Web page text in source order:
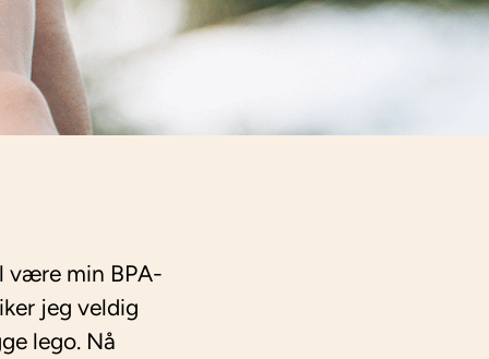
være min BPA-
jeg veldig
lego. Nå